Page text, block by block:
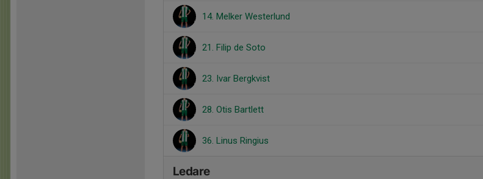
14. Melker Westerlund
21. Filip de Soto
23. Ivar Bergkvist
28. Otis Bartlett
36. Linus Ringius
Ledare